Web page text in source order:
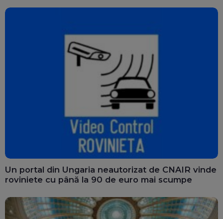
Un portal din Ungaria neautorizat de CNAIR vinde
roviniete cu până la 90 de euro mai scumpe